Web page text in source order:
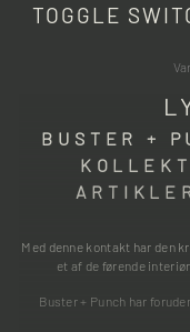
TOGGLE
BUSTER +
Med denne kontakt har den
et af de førende
Buster + Punch har